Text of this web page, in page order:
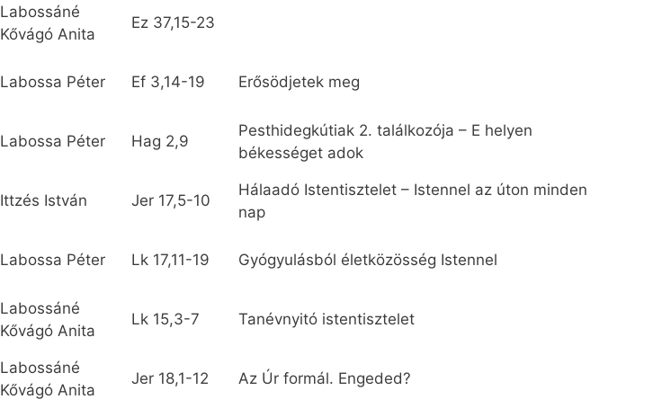
Labossáné
Kővágó Anita
Ez 37,15-23
Labossa Péter Ef 3,14-19 Erősödjetek meg
Labossa Péter Hag 2,9
Pesthidegkútiak 2. találkozója – E helyen
békességet adok
Ittzés István Jer 17,5-10
Hálaadó Istentisztelet – Istennel az úton minden
nap
Labossa Péter Lk 17,11-19 Gyógyulásból életközösség Istennel
Labossáné
Kővágó Anita
Lk 15,3-7 Tanévnyitó istentisztelet
Labossáné
Kővágó Anita
Jer 18,1-12 Az Úr formál. Engeded?